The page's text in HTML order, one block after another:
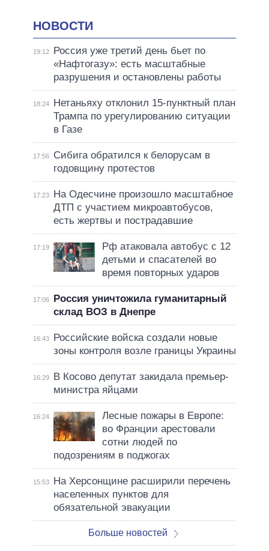
НОВОСТИ
19:12
Россия уже третий день бьет по
«Нафтогазу»: есть масштабные
разрушения и остановлены работы
18:24
Нетаньяху отклонил 15-пунктный план
Трампа по урегулированию ситуации
в Газе
17:56
Сибига обратился к белорусам в
годовщину протестов
17:23
На Одесчине произошло масштабное
ДТП с участием микроавтобусов,
есть жертвы и пострадавшие
17:19
Рф атаковала автобус с 12
детьми и спасателей во
время повторных ударов
17:06
Россия уничтожила гуманитарный
склад ВОЗ в Днепре
16:43
Российские войска создали новые
зоны контроля возле границы Украины
16:29
В Косово депутат закидала премьер-
министра яйцами
16:24
Лесные пожары в Европе:
во Франции арестовали
сотни людей по
подозрениям в поджогах
15:53
На Херсонщине расширили перечень
населенных пунктов для
обязательной эвакуации
Больше новостей